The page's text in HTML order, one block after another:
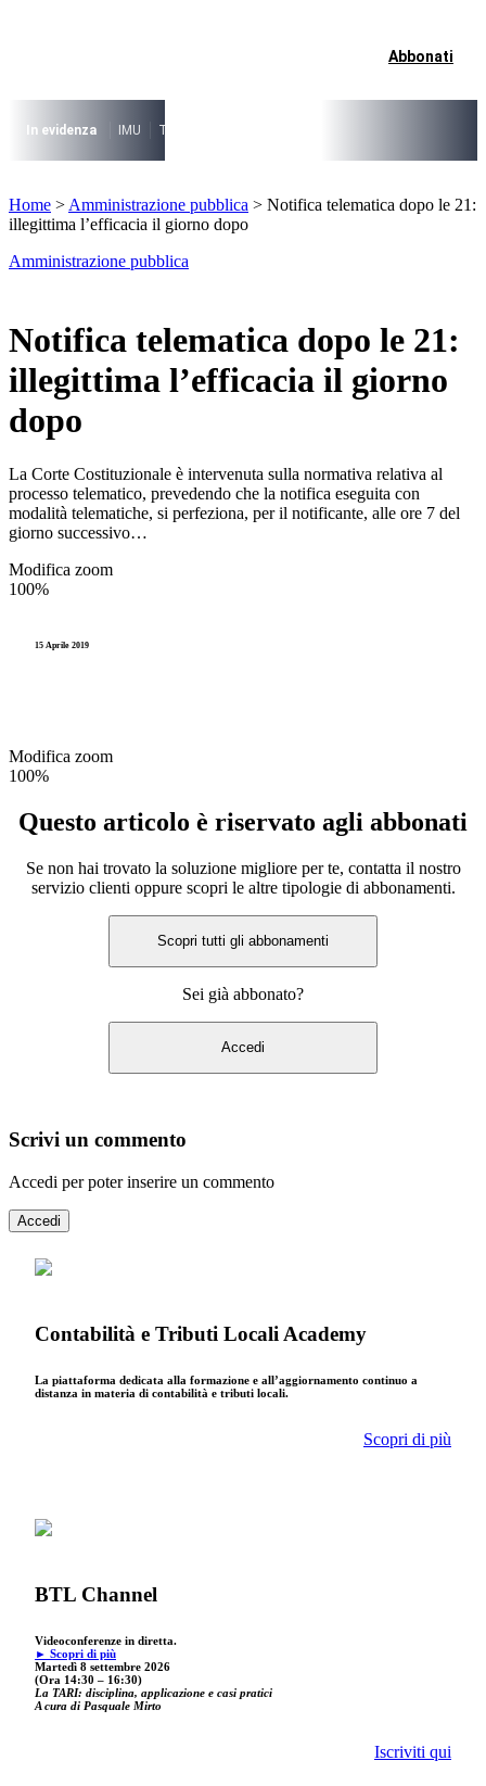
I più cercati
Lorem ipsum dolor sit amet consectetur
Lorem ipsum dolor sit amet consectetur
Abbonati
In evidenza IMU TARI
Lorem ipsum dolor sit amet consectetur
Home > Amministrazione pubblica > Notifica telematica dopo le 21:
illegittima l’efficacia il giorno dopo
Amministrazione pubblica
Notifica telematica dopo le 21:
illegittima l’efficacia il giorno
dopo
La Corte Costituzionale è intervenuta sulla normativa relativa al
processo telematico, prevedendo che la notifica eseguita con
modalità telematiche, si perfeziona, per il notificante, alle ore 7 del
giorno successivo…
Modifica zoom
100%
15 Aprile 2019
Modifica zoom
100%
Questo articolo è riservato agli abbonati
Se non hai trovato la soluzione migliore per te, contatta il nostro
servizio clienti oppure scopri le altre tipologie di abbonamenti.
Scopri tutti gli abbonamenti
Sei già abbonato?
Accedi
Scrivi un commento
Accedi per poter inserire un commento
Accedi
Contabilità e Tributi Locali Academy
La piattaforma dedicata alla formazione e all’aggiornamento continuo a
distanza in materia di contabilità e tributi locali.
Scopri di più
BTL Channel
Videoconferenze in diretta.
► Scopri di più
Martedì 8 settembre 2026
(Ora 14:30 – 16:30)
La TARI: disciplina, applicazione e casi pratici
A cura di Pasquale Mirto
Iscriviti qui